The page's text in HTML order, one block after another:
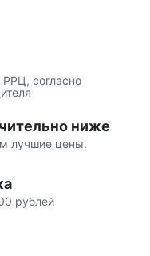
согласно
ниже
лучшие цены.
рублей